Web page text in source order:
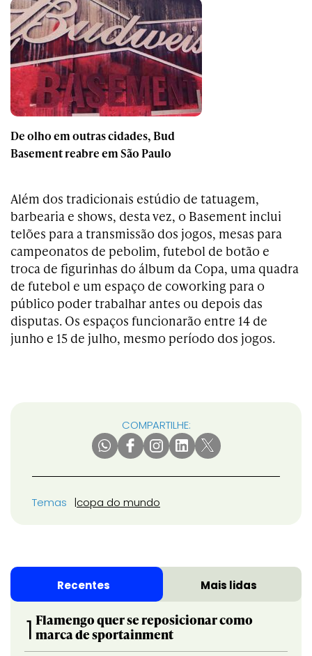
De olho em outras cidades, Bud
Basement reabre em São Paulo
Além dos tradicionais estúdio de tatuagem,
barbearia e shows, desta vez, o Basement inclui
telões para a transmissão dos jogos, mesas para
campeonatos de pebolim, futebol de botão e
troca de figurinhas do álbum da Copa, uma quadra
de futebol e um espaço de coworking para o
público poder trabalhar antes ou depois das
disputas. Os espaços funcionarão entre 14 de
junho e 15 de julho, mesmo período dos jogos.
COMPARTILHE:
Temas copa do mundo
Recentes Mais lidas
1 Flamengo quer se reposicionar como
marca de sportainment